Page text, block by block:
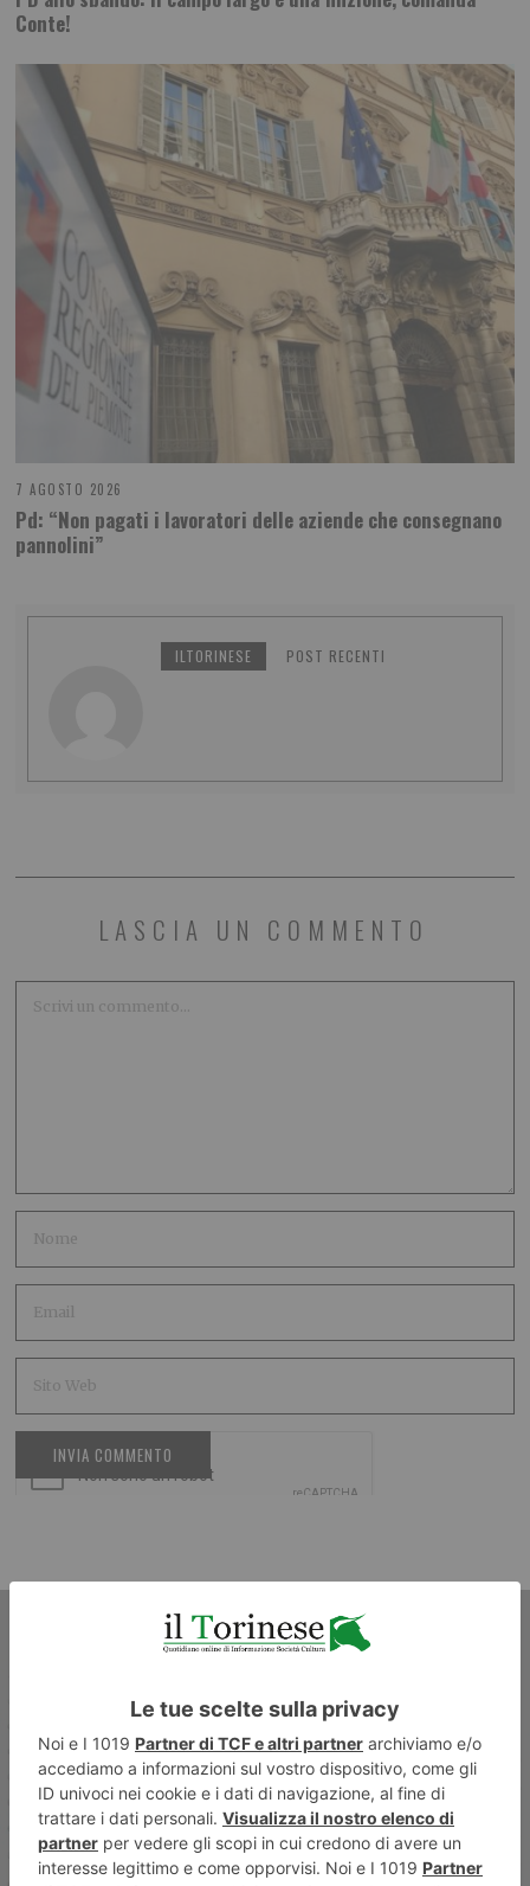
Conte!
7 AGOSTO 2026
Pd: “Non pagati i lavoratori delle aziende che consegnano
pannolini”
ILTORINESE POST RECENTI
LASCIA UN COMMENTO
ARTICOLO PRECEDENTE
Gli omini mini di Anja e le
Teste di legno di Benny